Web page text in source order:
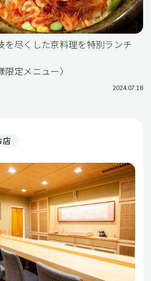
を尽くした京料理を特別ランチ
限定メニュー〉
2024.07.18
店